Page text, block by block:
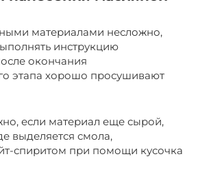
материалами несложно,
инструкцию
окончания
этапа хорошо просушивают
если материал еще сырой,
выделяется смола,
спиритом при помощи кусочка